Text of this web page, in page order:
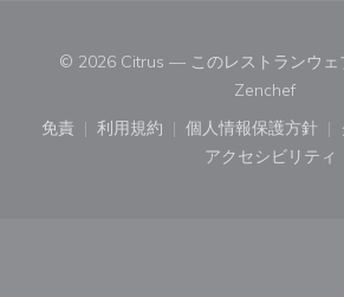
© 2026 Citrus — このレストランウェ
Zenchef((新し
免責
((新しいウィンドウで開きます))
利用規約
((新しいウィンドウで開き
個人情報保護方針
((新しいウ
アクセシビリティ
((新しい